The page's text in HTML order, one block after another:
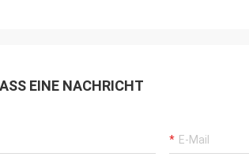
EINE NACHRICHT